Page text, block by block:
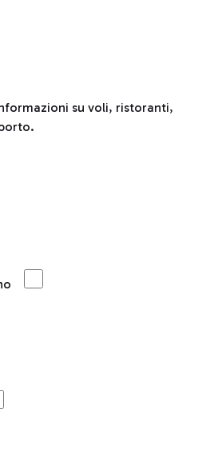
su voli, ristoranti,